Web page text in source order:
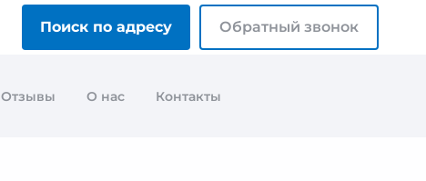
Поиск по адресу Обратный звонок
Отзывы О нас Контакты